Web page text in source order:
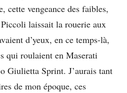
cette vengeance des faibles,
laissait la rouerie aux
d’yeux, en ce temps-là,
qui roulaient en Maserati
Giulietta Sprint. J’aurais tant
de mon époque, ces